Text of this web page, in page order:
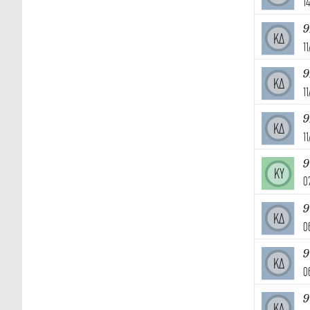
ΚΔ
ΚΔ
ΚΔ
ΚΥ
ΚΔ
ΚΔ